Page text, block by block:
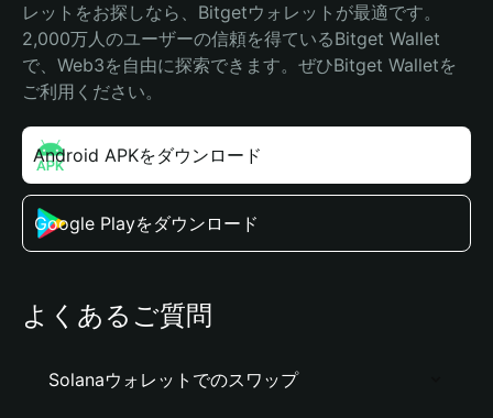
レットをお探しなら、Bitgetウォレットが最適です。
2,000万人のユーザーの信頼を得ているBitget Wallet
で、Web3を自由に探索できます。ぜひBitget Walletを
ご利用ください。
Android APKをダウンロード
Google Playをダウンロード
よくあるご質問
Solanaウォレットでのスワップ